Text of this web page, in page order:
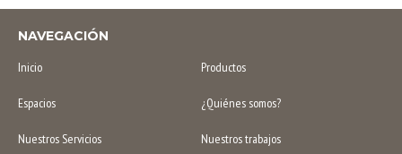
NAVEGACIÓN
Inicio
Productos
Espacios ¿Quiénes somos?
Nuestros Servicios Nuestros trabajos